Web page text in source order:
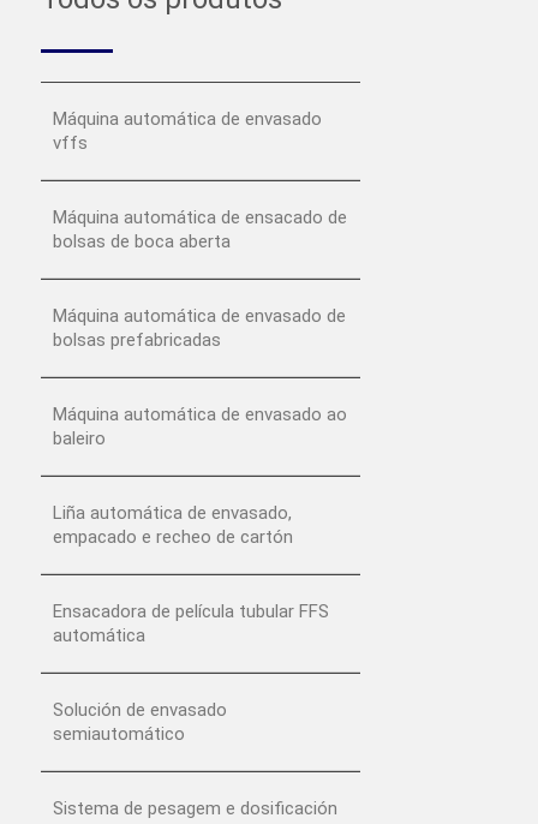
Máquina automática de envasado
vffs
Máquina automática de ensacado de
bolsas de boca aberta
Máquina automática de envasado de
bolsas prefabricadas
Máquina automática de envasado ao
baleiro
Liña automática de envasado,
empacado e recheo de cartón
Ensacadora de película tubular FFS
automática
Solución de envasado
semiautomático
Sistema de pesagem e dosificación